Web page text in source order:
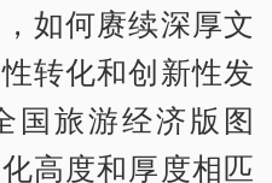
如何赓续深厚文
转化和创新性发
国旅游经济版图
高度和厚度相匹